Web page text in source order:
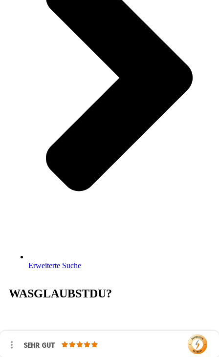
Erweiterte Suche
WASGLAUBSTDU?
SEHR GUT